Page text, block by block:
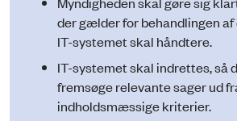
der gælder for behandlingen af
IT-systemet skal håndtere.
IT-systemet skal indrettes, så
fremsøge relevante sager ud
indholdsmæssige kriterier.